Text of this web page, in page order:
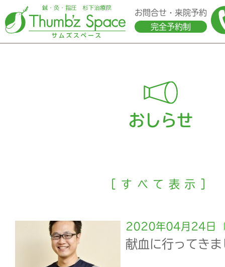
お問合せ・来院予約
完全予約制
おしらせ
［すべて表示］
2020年04月24日
献血に行ってきま